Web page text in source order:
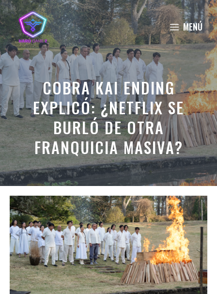
Saltar
al
contenido
MENÚ
COBRA KAI ENDING
EXPLICÓ: ¿NETFLIX SE
BURLÓ DE OTRA
FRANQUICIA MASIVA?